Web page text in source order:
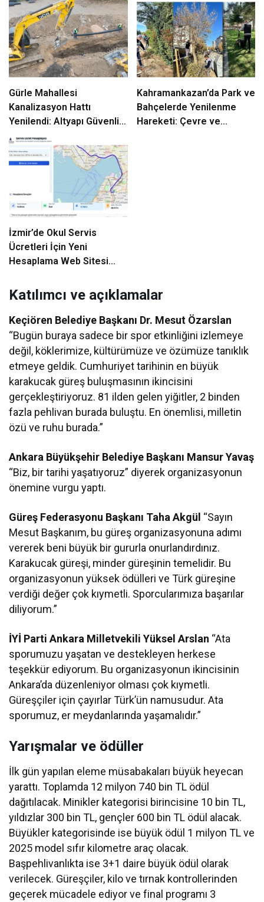
Gürle Mahallesi
Kanalizasyon Hattı
Yenilendi: Altyapı Güvenliği
ve Sürdürülebilirlik için
Adım
Kahramankazan’da Park ve
Bahçelerde Yenilenme
Hareketi: Çevre ve
İzmir’de Okul Servis
Ücretleri İçin Yeni
Hesaplama Web Sitesi
Katılımcı ve açıklamalar
Keçiören Belediye Başkanı Dr. Mesut Özarslan
“Bugün buraya sadece bir spor etkinliğini izlemeye
değil, köklerimize, kültürümüze ve özümüze tanıklık
etmeye geldik. Cumhuriyet tarihinin en büyük
karakucak güreş buluşmasının ikincisini
gerçekleştiriyoruz. 81 ilden gelen yiğitler, 2 binden
fazla pehlivan burada buluştu. En önemlisi, milletin
özü ve ruhu burada.”
Ankara Büyükşehir Belediye Başkanı Mansur Yavaş
“Biz, bir tarihi yaşatıyoruz” diyerek organizasyonun
önemine vurgu yaptı.
Güreş Federasyonu Başkanı Taha Akgül “Sayın
Mesut Başkanım, bu güreş organizasyonuna adımı
vererek beni büyük bir gururla onurlandırdınız.
Karakucak güreşi, minder güreşinin temelidir. Bu
organizasyonun yüksek ödülleri ve Türk güreşine
verdiği değer çok kıymetli. Sporcularımıza başarılar
diliyorum.”
İYİ Parti Ankara Milletvekili Yüksel Arslan “Ata
sporumuzu yaşatan ve destekleyen herkese
teşekkür ediyorum. Bu organizasyonun ikincisinin
Ankara’da düzenleniyor olması çok kıymetli.
Güreşçiler için çayırlar Türk’ün namusudur. Ata
sporumuz, er meydanlarında yaşamalıdır.”
Yarışmalar ve ödüller
İlk gün yapılan eleme müsabakaları büyük heyecan
yarattı. Toplamda 12 milyon 740 bin TL ödül
dağıtılacak. Minikler kategorisi birincisine 10 bin TL,
yıldızlar 300 bin TL, gençler 600 bin TL ödül alacak.
Büyükler kategorisinde ise büyük ödül 1 milyon TL ve
2025 model sıfır kilometre araç olacak.
Başpehlivanlıkta ise 3+1 daire büyük ödül olarak
verilecek. Güreşçiler, kilo ve tırnak kontrollerinden
geçerek mücadele ediyor ve final programı 3